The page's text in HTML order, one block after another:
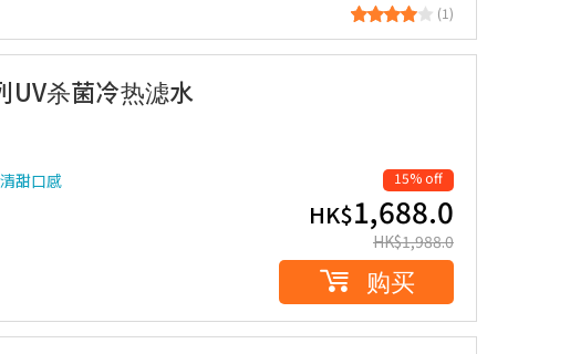
(1)
UV杀菌冷热滤水
甜口感
15% off
HK$1,688.0
HK$1,988.0
购买